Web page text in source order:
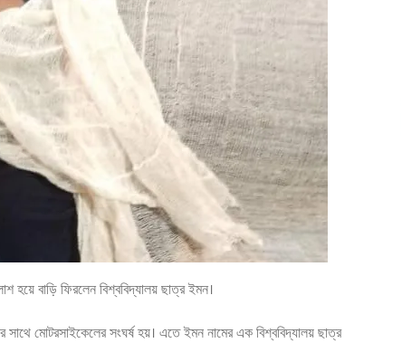
হয়ে বাড়ি ফিরলেন বিশ্ববিদ্যালয় ছাত্র ইমন।
সাথে মোটরসাইকেলের সংঘর্ষ হয়। এতে ইমন নামের এক বিশ্ববিদ্যালয় ছাত্র